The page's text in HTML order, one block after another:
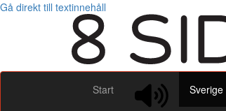
Gå direkt till textinnehåll
Start Sverige